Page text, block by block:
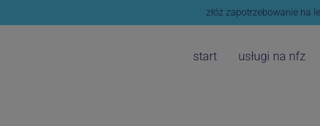
złóż zapotrzebowanie na
start usługi na nfz